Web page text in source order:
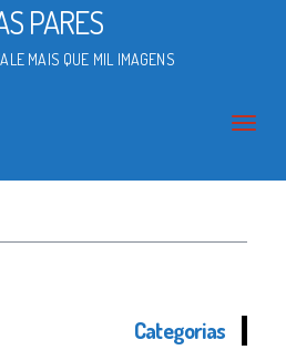
PARES
MAIS QUE MIL IMAGENS
Categorias